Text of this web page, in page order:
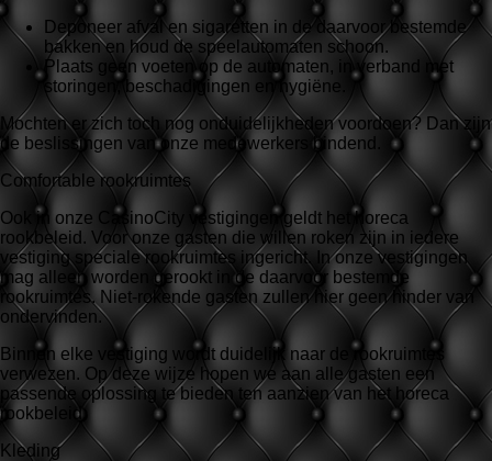
Deponeer afval en sigaretten in de daarvoor bestemde
bakken en houd de speelautomaten schoon.
Plaats geen voeten op de automaten, in verband met
storingen, beschadigingen en hygiëne.
Mochten er zich toch nog onduidelijkheden voordoen? Dan zijn
de beslissingen van onze medewerkers bindend.
Comfortable rookruimtes
Ook in onze CasinoCity vestigingen geldt het horeca
rookbeleid. Voor onze gasten die willen roken zijn in iedere
vestiging speciale rookruimtes ingericht. In onze vestigingen
mag alleen worden gerookt in de daarvoor bestemde
rookruimtes. Niet-rokende gasten zullen hier geen hinder van
ondervinden.
Binnen elke vestiging wordt duidelijk naar de rookruimtes
verwezen. Op deze wijze hopen we aan alle gasten een
passende oplossing te bieden ten aanzien van het horeca
rookbeleid.
Kleding